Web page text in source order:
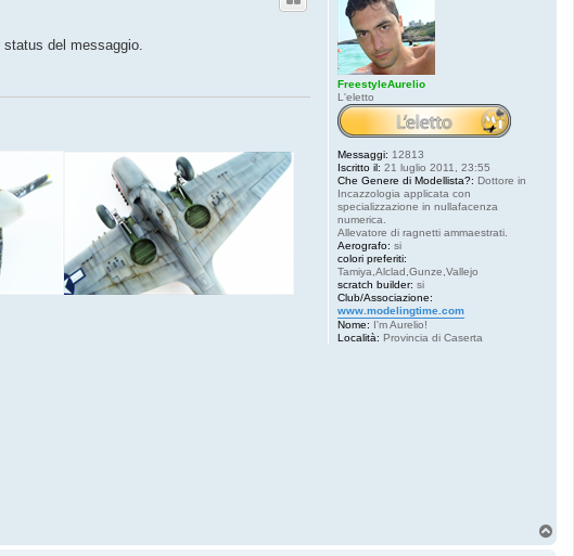
FreestyleAurelio
L'eletto
Messaggi: 12813
Iscritto il: 21 luglio 2011, 23:55
Che Genere di Modellista?: Dottore in
Incazzologia applicata con
specializzazione in nullafacenza
numerica.
Allevatore di ragnetti ammaestrati.
Aerografo: si
colori preferiti:
Tamiya,Alclad,Gunze,Vallejo
scratch builder: si
Club/Associazione:
www.modelingtime.com
Nome: I'm Aurelio!
Località: Provincia di Caserta
del messaggio.